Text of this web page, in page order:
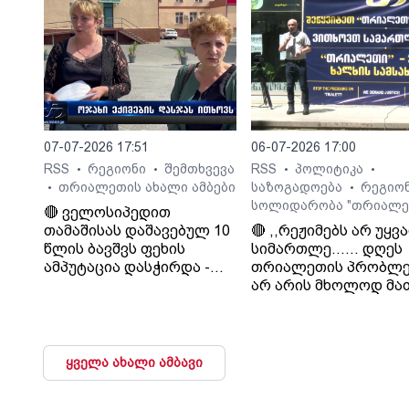
ხელისუფლება და ის
ელემენტარული
მოთხოვნა რასაც
თრიალეთი ითხოვს
დააკმაყოფილებს.“. -
სურმანიძე. ტვ 25-ის
დამფუძნებელი.
07-07-2026 17:51
RSS
• რეგიონი • შემთხვევა
• თრიალეთის ახალი ამბები
🔴 ველოსიპედით
თამაშისას დაშავებულ 10
წლის ბავშვს ფეხის
ამპუტაცია დასჭირდა -
06-07-2026 17:00
RSS
• პოლიტიკა •
საზოგადოება •
სოლიდარობა
🔴 ,,რეჟიმებს არ
სიმართლე...... დღეს
თრიალეთის
არ არის მხოლოდ
ყველა ახალი ამბავი